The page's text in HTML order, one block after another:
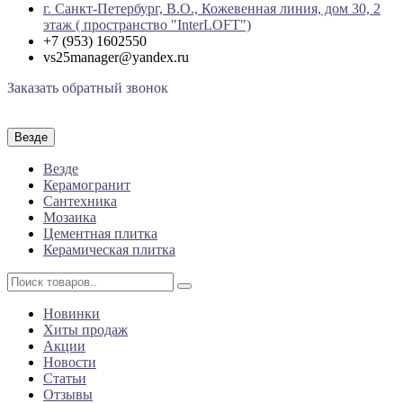
г. Санкт-Петербург, В.О., Кожевенная линия, дом 30, 2
этаж ( пространство "InterLOFT")
+7 (953) 1602550
vs25manager@yandex.ru
Заказать обратный звонок
Везде
Везде
Керамогранит
Сантехника
Мозаика
Цементная плитка
Керамическая плитка
Новинки
Хиты продаж
Акции
Новости
Статьи
Отзывы